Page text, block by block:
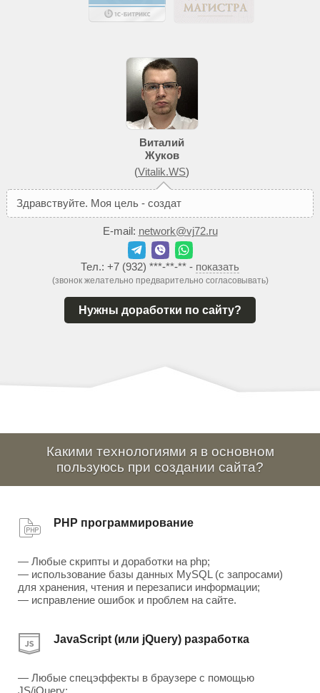
Виталий
Жуков
(Vitalik.WS)
Здравствуйте. Моя цель - создать
E-mail: network@vj72.ru
Тел.: +7 (932) ***-**-** - показать
(звонок желательно предварительно согласовывать)
Нужны доработки по сайту?
Какими технологиями я в основном
пользуюсь при создании сайта?
PHP программирование
— Любые скрипты и доработки на php;
— использование базы данных MySQL (с запросами)
для хранения, чтения и перезаписи информации;
— исправление ошибок и проблем на сайте.
JavaScript (или jQuery) разработка
— Любые спецэффекты в браузере с помощью
JS/jQuery;